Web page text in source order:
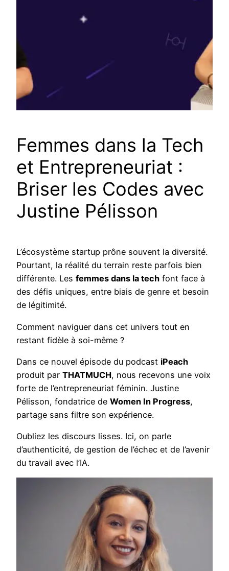
Femmes dans la Tech
et Entrepreneuriat :
Briser les Codes avec
Justine Pélisson
L’écosystème startup prône souvent la diversité.
Pourtant, la réalité du terrain reste parfois bien
différente. Les femmes dans la tech font face à
des défis uniques, entre biais de genre et besoin
de légitimité.
Comment naviguer dans cet univers tout en
restant fidèle à soi-même ?
Dans ce nouvel épisode du podcast iPeach
produit par THATMUCH, nous recevons une voix
forte de l’entrepreneuriat féminin. Justine
Pélisson, fondatrice de Women In Progress,
partage sans filtre son expérience.
Oubliez les discours lisses. Ici, on parle
d’authenticité, de gestion de l’échec et de l’avenir
du travail avec l’IA.